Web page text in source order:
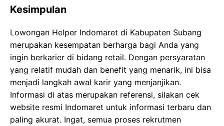
Kesimpulan
Lowongan Helper Indomaret di Kabupaten Subang
merupakan kesempatan berharga bagi Anda yang
ingin berkarier di bidang retail. Dengan persyaratan
yang relatif mudah dan benefit yang menarik, ini bisa
menjadi langkah awal karir yang menjanjikan.
Informasi di atas merupakan referensi, silakan cek
website resmi Indomaret untuk informasi terbaru dan
paling akurat. Ingat, semua proses rekrutmen